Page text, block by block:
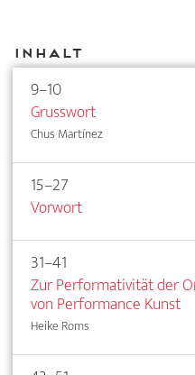
Inhalt
9–10
Grusswort
Chus Martínez
15–27
Vorwort
31–41
Zur Performativität der
von Performance Kunst
Heike Roms